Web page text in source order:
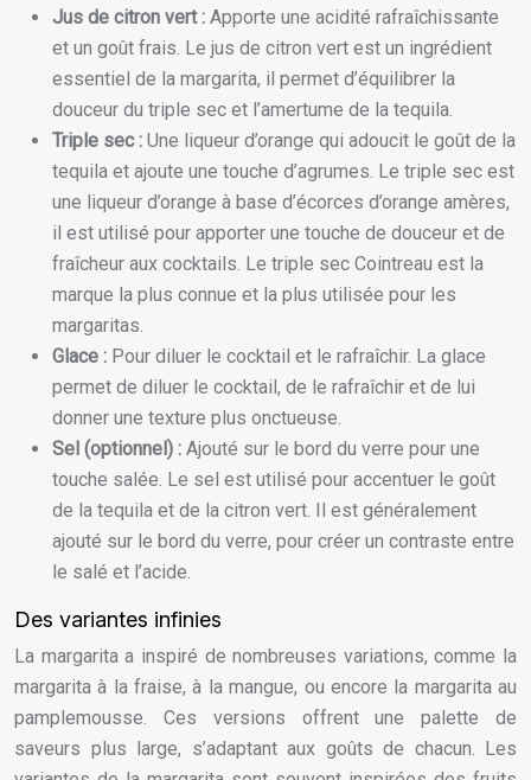
Jus de citron vert : Apporte une acidité rafraîchissante
et un goût frais. Le jus de citron vert est un ingrédient
essentiel de la margarita, il permet d’équilibrer la
douceur du triple sec et l’amertume de la tequila.
Triple sec : Une liqueur d’orange qui adoucit le goût de la
tequila et ajoute une touche d’agrumes. Le triple sec est
une liqueur d’orange à base d’écorces d’orange amères,
il est utilisé pour apporter une touche de douceur et de
fraîcheur aux cocktails. Le triple sec Cointreau est la
marque la plus connue et la plus utilisée pour les
margaritas.
Glace : Pour diluer le cocktail et le rafraîchir. La glace
permet de diluer le cocktail, de le rafraîchir et de lui
donner une texture plus onctueuse.
Sel (optionnel) : Ajouté sur le bord du verre pour une
touche salée. Le sel est utilisé pour accentuer le goût
de la tequila et de la citron vert. Il est généralement
ajouté sur le bord du verre, pour créer un contraste entre
le salé et l’acide.
Des variantes infinies
La margarita a inspiré de nombreuses variations, comme la
margarita à la fraise, à la mangue, ou encore la margarita au
pamplemousse. Ces versions offrent une palette de
saveurs plus large, s’adaptant aux goûts de chacun. Les